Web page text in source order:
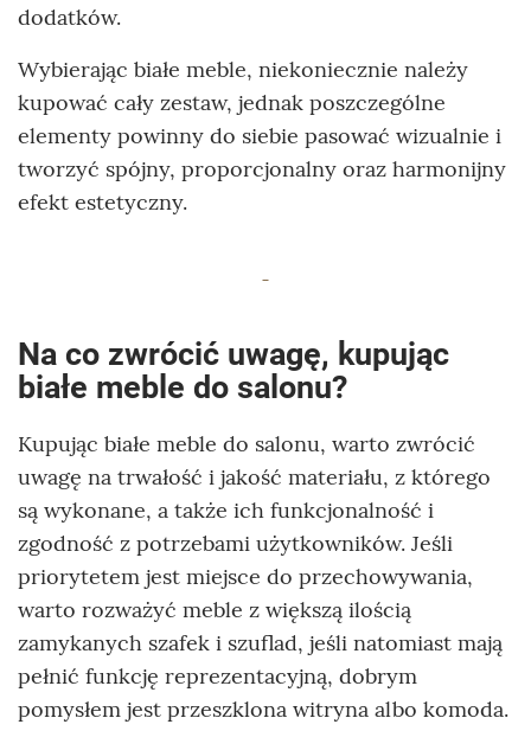
dodatków.
Wybierając białe meble, niekoniecznie należy
kupować cały zestaw, jednak poszczególne
elementy powinny do siebie pasować wizualnie i
tworzyć spójny, proporcjonalny oraz harmonijny
efekt estetyczny.
Na co zwrócić uwagę, kupując
białe meble do salonu?
Kupując białe meble do salonu, warto zwrócić
uwagę na trwałość i jakość materiału, z którego
są wykonane, a także ich funkcjonalność i
zgodność z potrzebami użytkowników. Jeśli
priorytetem jest miejsce do przechowywania,
warto rozważyć meble z większą ilością
zamykanych szafek i szuflad, jeśli natomiast mają
pełnić funkcję reprezentacyjną, dobrym
pomysłem jest przeszklona witryna albo komoda.